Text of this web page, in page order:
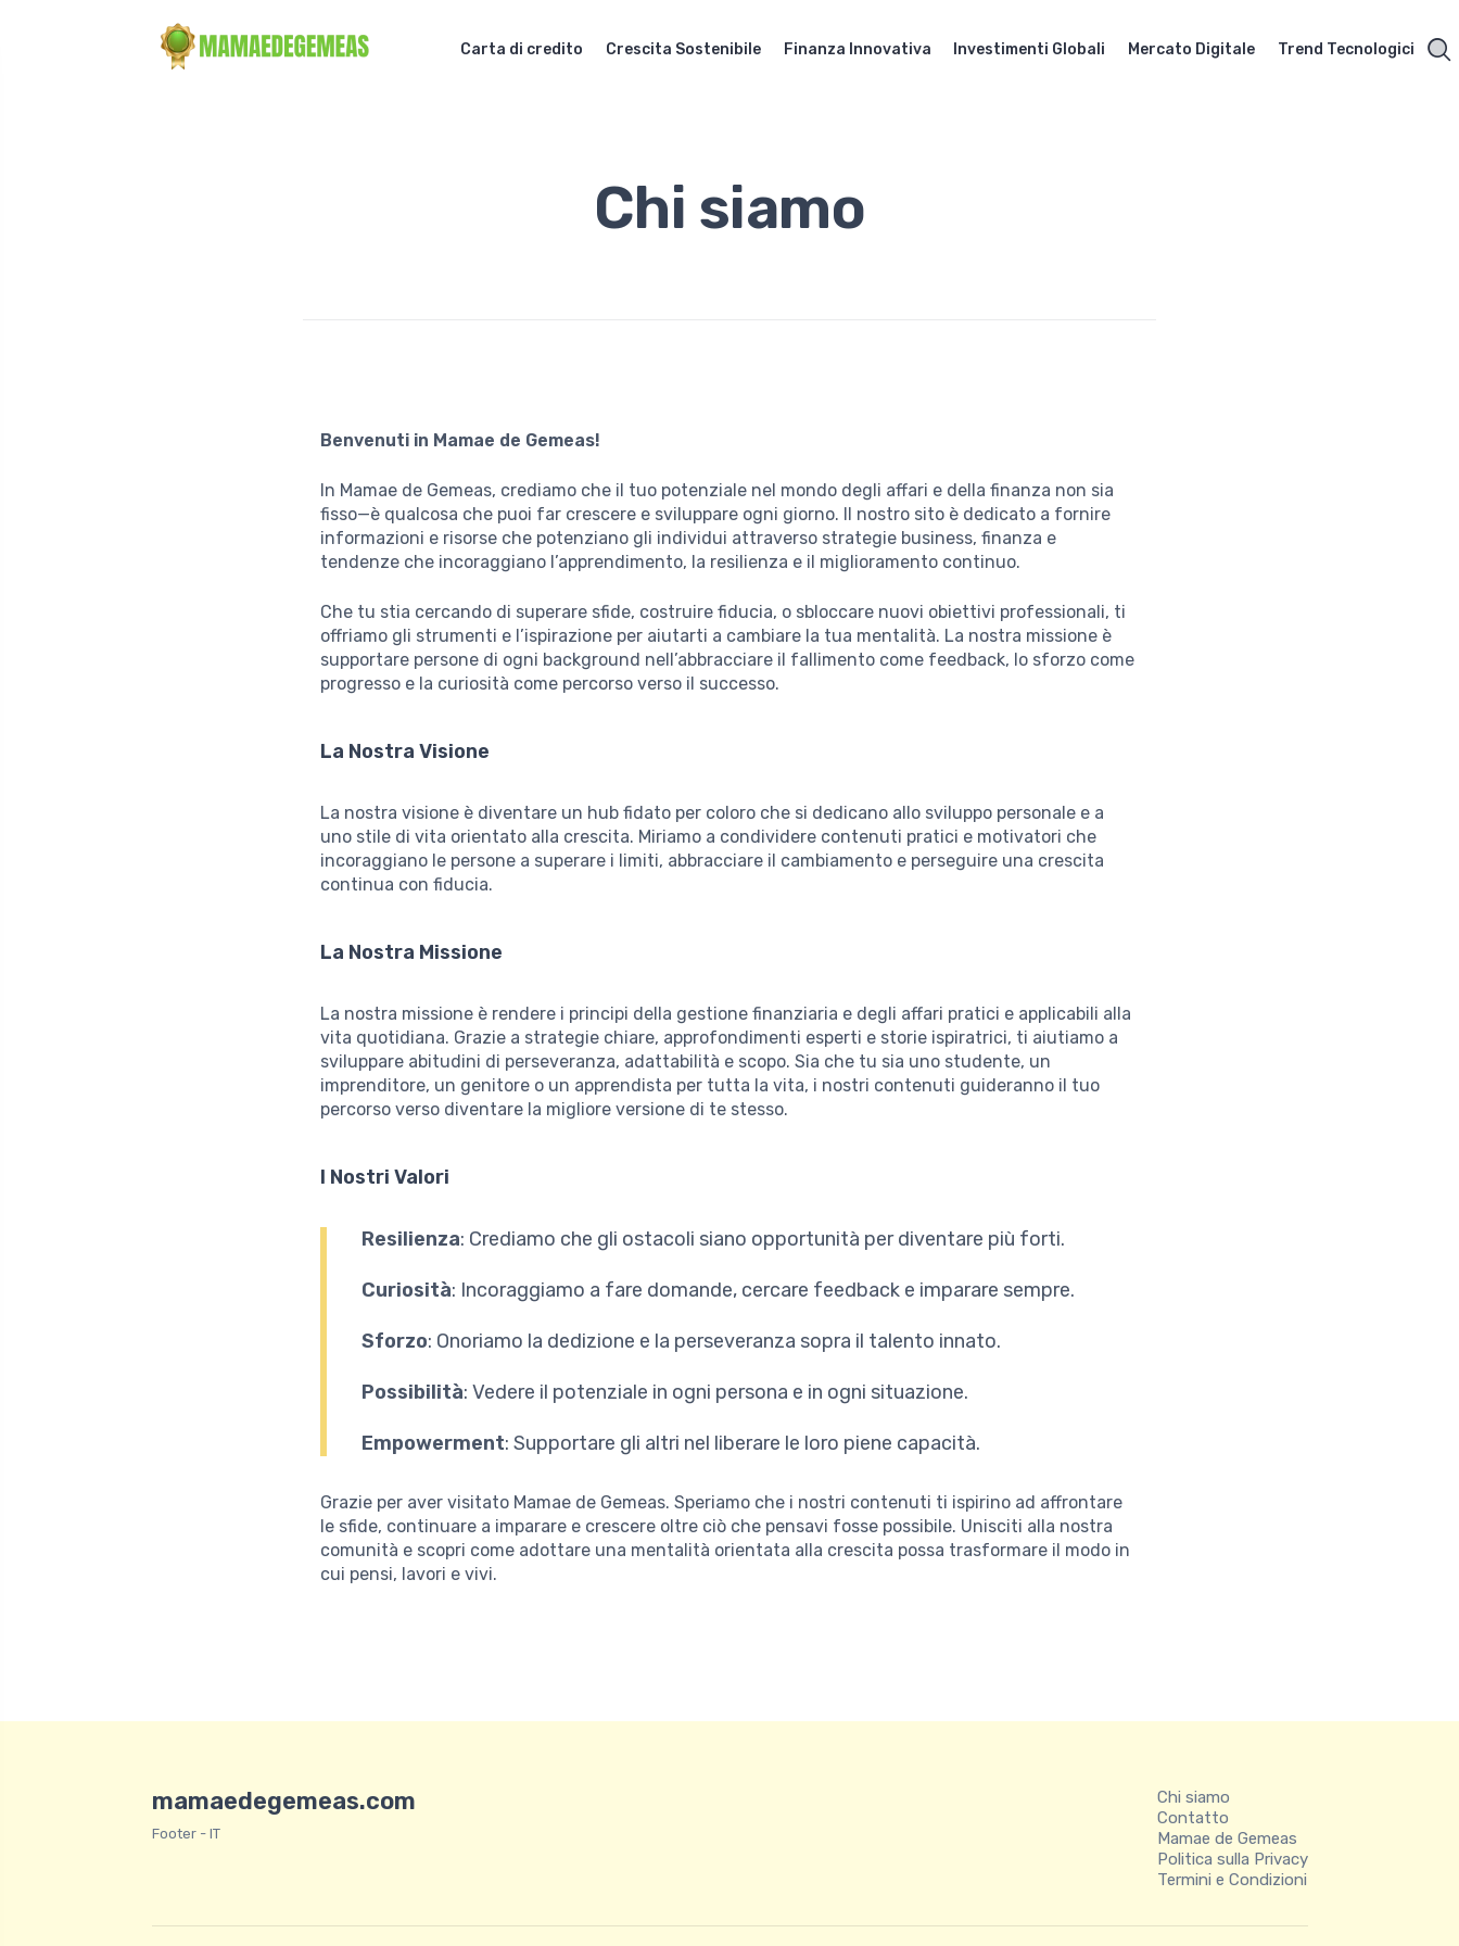
Carta di credito Crescita Sostenibile Finanza Innovativa Investimenti Globali Mercato Digitale Trend Tecnologici
Chi siamo
Benvenuti in Mamae de Gemeas!
In Mamae de Gemeas, crediamo che il tuo potenziale nel mondo degli affari e della finanza non sia
fisso—è qualcosa che puoi far crescere e sviluppare ogni giorno. Il nostro sito è dedicato a fornire
informazioni e risorse che potenziano gli individui attraverso strategie business, finanza e
tendenze che incoraggiano l’apprendimento, la resilienza e il miglioramento continuo.
Che tu stia cercando di superare sfide, costruire fiducia, o sbloccare nuovi obiettivi professionali, ti
offriamo gli strumenti e l’ispirazione per aiutarti a cambiare la tua mentalità. La nostra missione è
supportare persone di ogni background nell’abbracciare il fallimento come feedback, lo sforzo come
progresso e la curiosità come percorso verso il successo.
La Nostra Visione
La nostra visione è diventare un hub fidato per coloro che si dedicano allo sviluppo personale e a
uno stile di vita orientato alla crescita. Miriamo a condividere contenuti pratici e motivatori che
incoraggiano le persone a superare i limiti, abbracciare il cambiamento e perseguire una crescita
continua con fiducia.
La Nostra Missione
La nostra missione è rendere i principi della gestione finanziaria e degli affari pratici e applicabili alla
vita quotidiana. Grazie a strategie chiare, approfondimenti esperti e storie ispiratrici, ti aiutiamo a
sviluppare abitudini di perseveranza, adattabilità e scopo. Sia che tu sia uno studente, un
imprenditore, un genitore o un apprendista per tutta la vita, i nostri contenuti guideranno il tuo
percorso verso diventare la migliore versione di te stesso.
I Nostri Valori
Resilienza: Crediamo che gli ostacoli siano opportunità per diventare più forti.
Curiosità: Incoraggiamo a fare domande, cercare feedback e imparare sempre.
Sforzo: Onoriamo la dedizione e la perseveranza sopra il talento innato.
Possibilità: Vedere il potenziale in ogni persona e in ogni situazione.
Empowerment: Supportare gli altri nel liberare le loro piene capacità.
Grazie per aver visitato Mamae de Gemeas. Speriamo che i nostri contenuti ti ispirino ad affrontare
le sfide, continuare a imparare e crescere oltre ciò che pensavi fosse possibile. Unisciti alla nostra
comunità e scopri come adottare una mentalità orientata alla crescita possa trasformare il modo in
cui pensi, lavori e vivi.
mamaedegemeas.com
Footer - IT
Chi siamo
Contatto
Mamae de Gemeas
Politica sulla Privacy
Termini e Condizioni